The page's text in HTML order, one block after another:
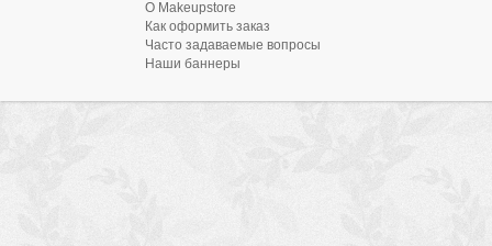
О Makeupstore
Как оформить заказ
Часто задаваемые вопросы
Наши баннеры